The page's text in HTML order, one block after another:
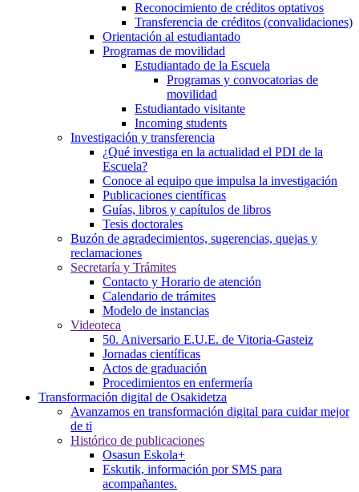
Reconocimiento de créditos optativos
Transferencia de créditos (convalidaciones)
Orientación al estudiantado
Programas de movilidad
Estudiantado de la Escuela
Programas y convocatorias de
movilidad
Estudiantado visitante
Incoming students
Investigación y transferencia
¿Qué investiga en la actualidad el PDI de la
Escuela?
Conoce al equipo que impulsa la investigación
Publicaciones científicas
Guías, libros y capítulos de libros
Tesis doctorales
Buzón de agradecimientos, sugerencias, quejas y
reclamaciones
Secretaría y Trámites
Contacto y Horario de atención
Calendario de trámites
Modelo de instancias
Videoteca
50. Aniversario E.U.E. de Vitoria-Gasteiz
Jornadas científicas
Actos de graduación
Procedimientos en enfermería
Transformación digital de Osakidetza
Avanzamos en transformación digital para cuidar mejor
de ti
Histórico de publicaciones
Osasun Eskola+
Eskutik, información por SMS para
acompañantes.